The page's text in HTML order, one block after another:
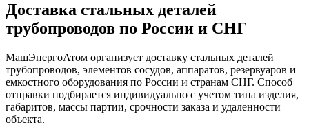
Доставка стальных деталей
трубопроводов по России и СНГ
МашЭнергоАтом организует доставку стальных деталей
трубопроводов, элементов сосудов, аппаратов, резервуаров и
емкостного оборудования по России и странам СНГ. Способ
отправки подбирается индивидуально с учетом типа изделия,
габаритов, массы партии, срочности заказа и удаленности
объекта.